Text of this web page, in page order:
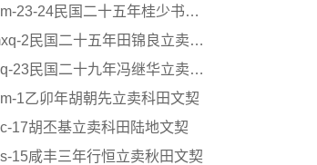
24民国二十五年桂少书立卖科田文契
2民国二十五年田锦良立卖科田文契
民国二十九年冯继华立卖水田文契
1乙卯年胡朝先立卖科田文契
17胡丕基立卖科田陆地文契
15咸丰三年行恒立卖秋田文契